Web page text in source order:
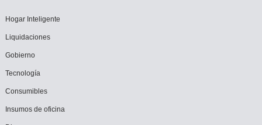
Hogar Inteligente
Liquidaciones
Gobierno
Tecnología
Consumibles
Insumos de oficina